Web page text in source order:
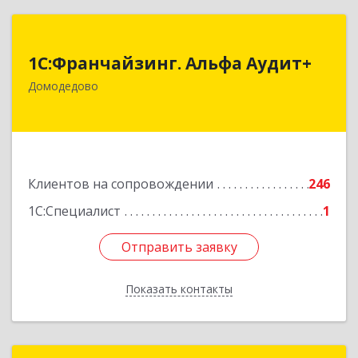
1С:Франчайзинг. Альфа Аудит+
Домодедово
Клиентов на сопровождении
246
1С:Специалист
1
Отправить заявку
Показать контакты
142001, Московская обл, Домодедово г,
Северный мкр, Каширское ш, дом № 7, оф.41
Подробнее
Отправить заявку
Назад